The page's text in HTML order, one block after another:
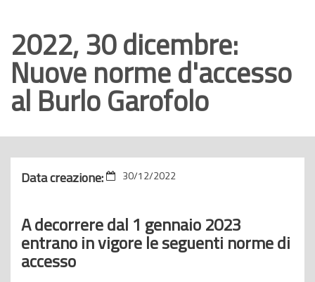
2022, 30 dicembre:
Nuove norme d'accesso
al Burlo Garofolo
Data creazione: 30/12/2022
A decorrere dal 1 gennaio 2023
entrano in vigore le seguenti norme di
accesso